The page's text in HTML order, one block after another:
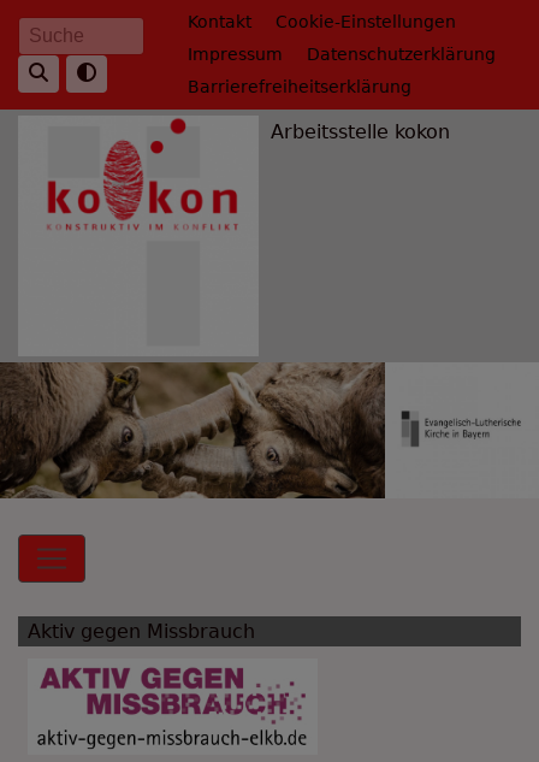
Direkt
zum
Inhalt
Suche Fußbereichsmenü
Kontakt
Cookie-Einstellungen
Impressum
Datenschutzerklärung
Barrierefreiheitserklärung
Arbeitsstelle kokon
Hauptnavigation
Aktiv gegen Missbrauch